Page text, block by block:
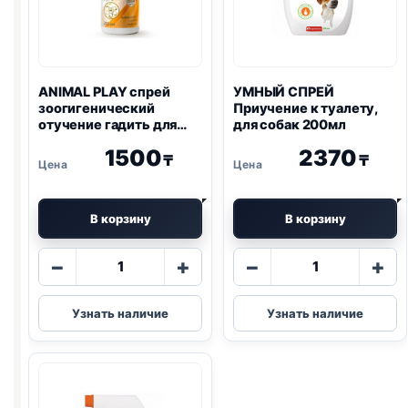
ANIMAL PLAY спрей
зоогигенический
отучение гадить для
1500₸
В корзину
−
Количество
ANIMAL
PLAY
спрей
зоогигенический
гадить
+
Узнать наличие
УМНЫЙ СПРЕЙ
Приучение к туалету,
для собак 200мл
2370₸
В корзину
−
Количество
УМНЫЙ
СПРЕЙ
Приучение
+
Узнать наличие